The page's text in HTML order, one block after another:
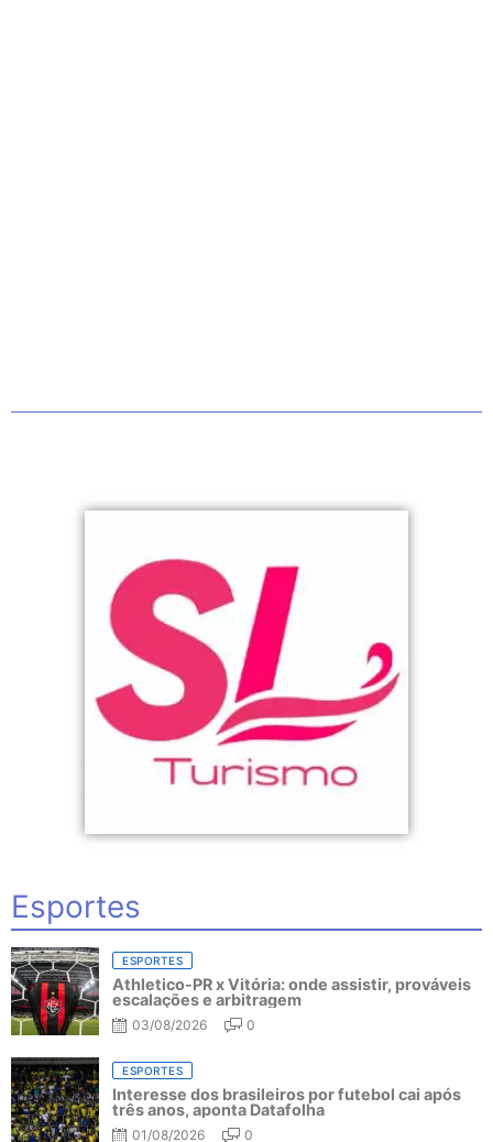
Esportes
ESPORTES
Athletico-PR x Vitória: onde assistir, prováveis
escalações e arbitragem
03/08/2026 0
ESPORTES
Interesse dos brasileiros por futebol cai após
três anos, aponta Datafolha
01/08/2026 0